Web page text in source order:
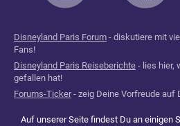
Disneyland Paris Forum - diskutiere mit
Fans!
Disneyland Paris Reiseberichte - lies hier,
gefallen hat!
Forums-Ticker- zeig Deine Vorfreude auf
Auf unserer Seite findest Du an einigen